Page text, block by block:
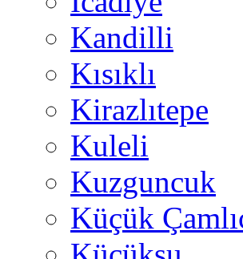
Kandilli
Kısıklı
Kirazlıtepe
Kuleli
Kuzguncuk
Küçük